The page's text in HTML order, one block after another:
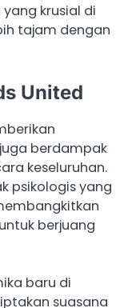
krusial di
tajam dengan
United
berdampak
keseluruhan.
psikologis yang
berjuang
baru di
suasana